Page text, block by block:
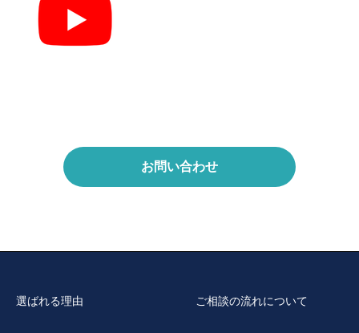
お問い合わせ
選ばれる理由 ご相談の流れについて